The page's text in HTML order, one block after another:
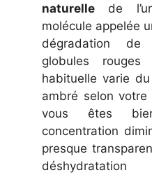
naturelle de
molécule appelée
dégradation de
globules
habituelle varie
ambré selon votre
vous êtes
concentration
presque